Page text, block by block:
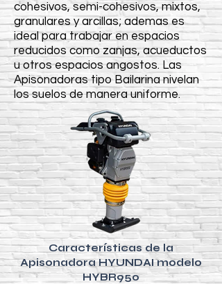
cohesivos, semi-cohesivos, mixtos,
granulares y arcillas; ademas es
ideal para trabajar en espacios
reducidos como zanjas, acueductos
u otros espacios angostos. Las
Apisonadoras tipo Bailarina nivelan
los suelos de manera uniforme.
Características de la
Apisonadora HYUNDAI modelo
HYBR950